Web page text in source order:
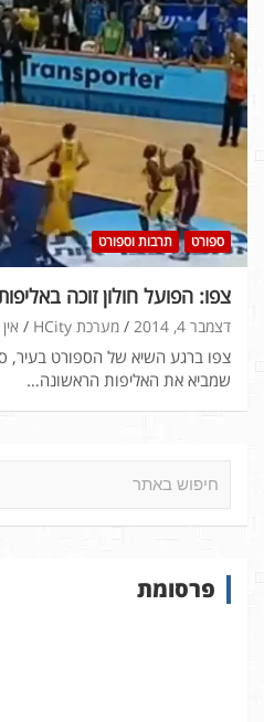
ספורט תרבות וספורט
צפו: הפועל חולון זוכה באליפות
דצמבר 4, 2014 מערכת HCity
שמביא את האליפות הראשונה…
א
פרסומת